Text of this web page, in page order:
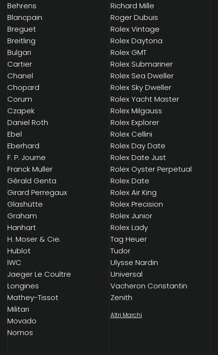
Behrens
Blancpain
Breguet
Breitling
Bulgari
Cartier
Chanel
Chopard
Corum
Czapek
Daniel Roth
Ebel
Eberhard
F. P. Journe
Franck Muller
Gérald Genta
Girard Perregaux
Glashütte
Graham
Hanhart
H. Moser & Cie.
Hublot
IWC
Jaeger Le Coultre
Longines
Mathey-Tissot
Militari
Movado
Nomos
Richard Mille
Roger Dubuis
Rolex Vintage
Rolex Daytona
Rolex GMT
Rolex Submariner
Rolex Sea Dweller
Rolex Sky Dweller
Rolex Yacht Master
Rolex Milgauss
Rolex Explorer
Rolex Cellini
Rolex Day Date
Rolex Date Just
Rolex Oyster Perpetual
Rolex Date
Rolex Air King
Rolex Precision
Rolex Junior
Rolex Lady
Tag Heuer
Tudor
Ulysse Nardin
Universal
Vacheron Constantin
Zenith
Altri Marchi